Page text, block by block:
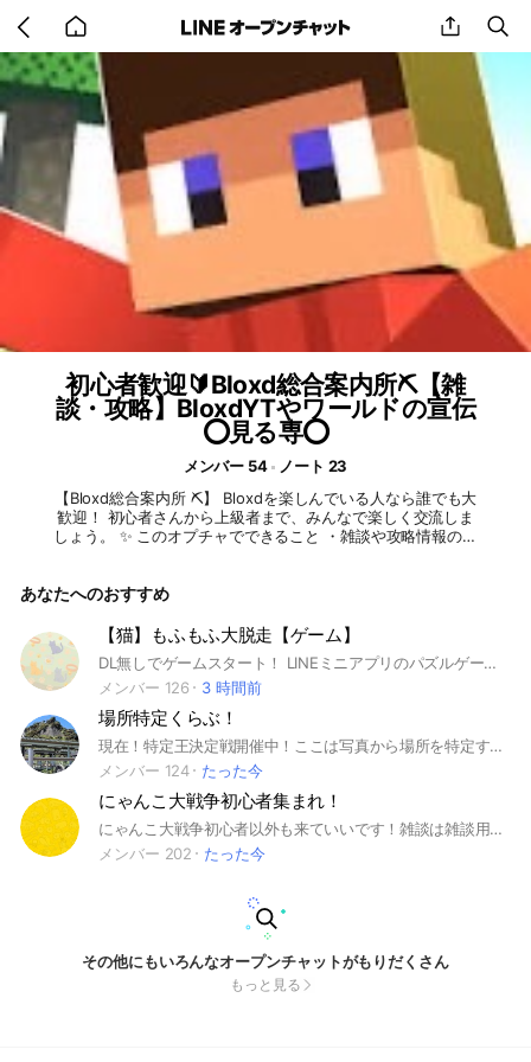
back
to
home
share
初心者歓迎🔰Bloxd総合案内所⛏️【雑
談・攻略】BloxdYTやワールドの宣伝
⭕️見る専⭕️
メンバー 54
ノート 23
【Bloxd総合案内所 ⛏️】 Bloxdを楽しんでいる人なら誰でも大
歓迎！ 初心者さんから上級者まで、みんなで楽しく交流しま
しょう。 ✨ このオプチャでできること ・雑談や攻略情報の交
🔰 初心者さんへ 「操作方法がわからない」「どうやって遊ぶ
す！ ⚠️ ルール（みんなが楽しく過ごすために） ・荒らし行
為、誹謗中傷は禁止です ❌ ・個人情報の交換は控えましょう
❌ ・即抜けは悲しいので、一言くれると嬉しいです！ みんな
で最高のBloxdコミュニティを作っていきましょう！よろしく
お願いします！⛏️ #Bloxd #Bloxd.io #マイクラ #初心者歓迎🔰
#見る専⭕️ #宣伝⭕️
あなたへのおすすめ
【猫】もふもふ大脱走【ゲーム】
DL無しでゲームスタート！ LINEミニアプリのパズルゲーム 『もふもふ大脱走』のチャット🐈 もふもふな猫達がたくさん登場☺️ お気に入りのニャンコを 探してください😊 #ミニアプリ #ミニゲーム #ゲーム #猫 #ニャンコ #パズルゲーム
メンバー 126
3 時間前
場所特定くらぶ！
現在！特定王決定戦開催中！ここは写真から場所を特定する場所だよ！これだけ聞いて危ない匂いがすると思ったそこのあなた🫵大丈夫ここはみんなでクイズを出し合うことが大半だよ！興味があったらみんな入ってみてね！ #特定 #写真 #場所 #特定班 #依頼 #特定依頼 #雑談 #ゲーム #画像#画像特定#場所特定#楽しい
メンバー 124
たった今
にゃんこ大戦争初心者集まれ！
にゃんこ大戦争初心者以外も来ていいです！雑談は雑談用のオプを作っておりますのでそこでしていってください！即抜け、宣伝抜けは禁止！チーターはお帰りください！すぐに抜けた場合は申し訳ありませんが参加禁止にさせていただきます、詳しいルールは入ってから大事なノートをご覧ください。
メンバー 202
たった今
その他にもいろんなオープンチャットがもりだくさん
もっと見る